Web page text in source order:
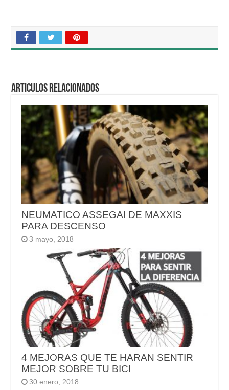
Articulos relacionados
NEUMATICO ASSEGAI DE MAXXIS
PARA DESCENSO
3 mayo, 2018
4 MEJORAS QUE TE HARAN SENTIR
MEJOR SOBRE TU BICI
30 enero, 2018